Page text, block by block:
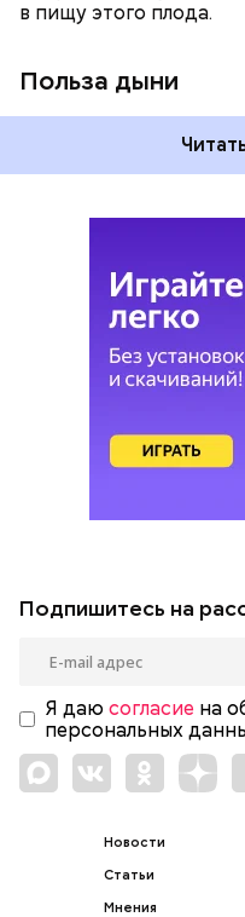
в пищу этого плода.
Польза дыни
Подпишитесь на
Я даю согласие на
персональных
Новости
Статьи
Мнения